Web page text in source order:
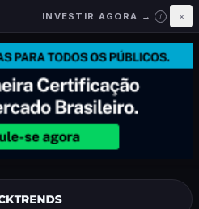
INVESTIR AGORA → i ×